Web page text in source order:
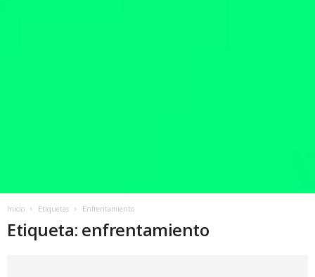
Inicio Etiquetas Enfrentamiento
Etiqueta: enfrentamiento